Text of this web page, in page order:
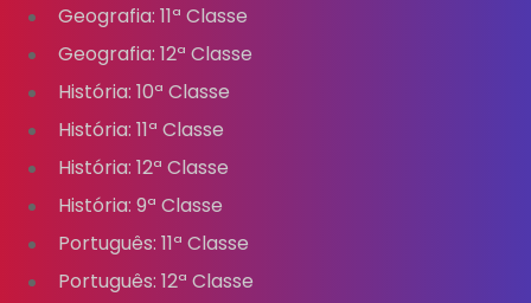
Geografia: 11ª Classe
Geografia: 12ª Classe
História: 10ª Classe
História: 11ª Classe
História: 12ª Classe
História: 9ª Classe
Português: 11ª Classe
Português: 12ª Classe